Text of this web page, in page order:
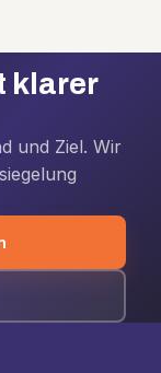
klarer
und Ziel. Wir